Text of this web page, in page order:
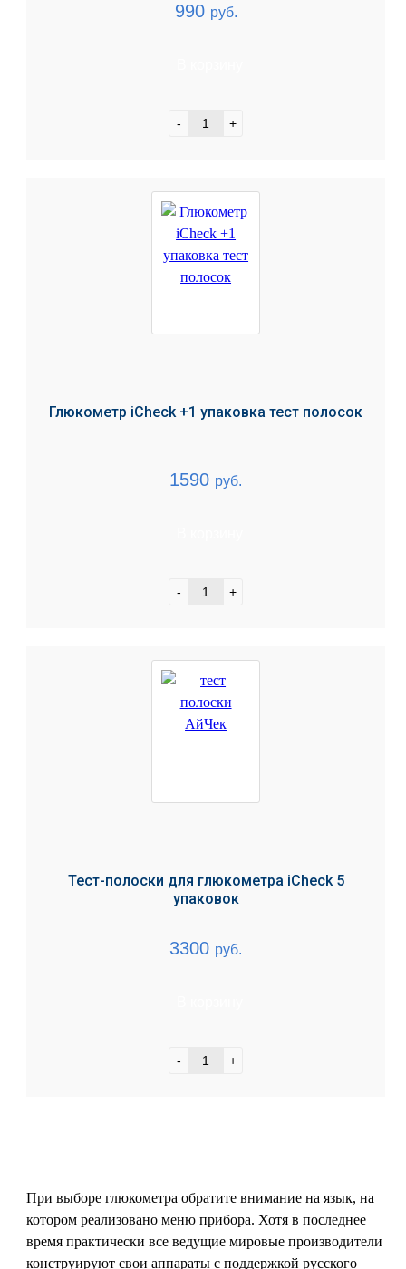
990 руб.
- +
Глюкометр iCheсk +1 упаковка тест полосок
1590 руб.
- +
Тест-полоски для глюкометра iCheck 5
упаковок
3300 руб.
- +
При выборе глюкометра обратите внимание на язык, на
котором реализовано меню прибора. Хотя в последнее
время практически все ведущие мировые производители
конструируют свои аппараты с поддержкой русского